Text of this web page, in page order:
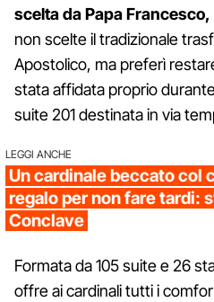
scelta da Papa Francesco,
non scelte il tradizionale
Apostolico, ma preferì
stata affidata proprio
suite 201 destinata in via
LEGGI ANCHE
Un cardinale beccato col
regalo per non fare tardi:
Conclave
Formata da 105 suite e 26
offre ai cardinali tutti i